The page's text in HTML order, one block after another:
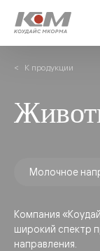
К продукции
Молочное
Компания
широкий спектр
направления.